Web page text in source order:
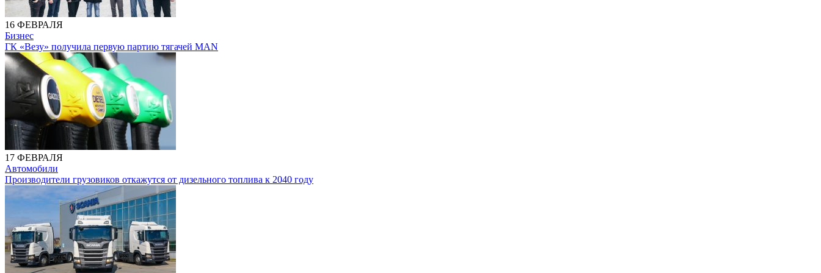
16 ФЕВРАЛЯ
Бизнес
ГК «Везу» получила первую партию тягачей MAN
17 ФЕВРАЛЯ
Автомобили
Производители грузовиков откажутся от дизельного топлива к 2040 году